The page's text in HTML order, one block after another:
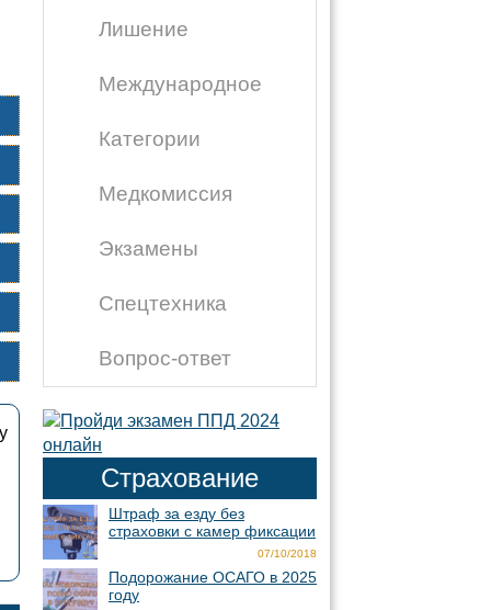
Лишение
Международное
Категории
Медкомиссия
Экзамены
Спецтехника
Вопрос-ответ
Страхование
Штраф за езду без
страховки с камер фиксации
07/10/2018
Подорожание ОСАГО в 2025
году